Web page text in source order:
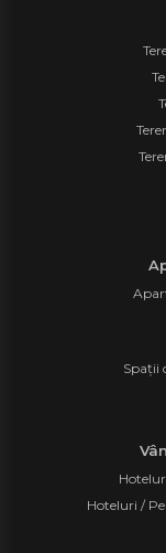
Spații
Hoteluri /